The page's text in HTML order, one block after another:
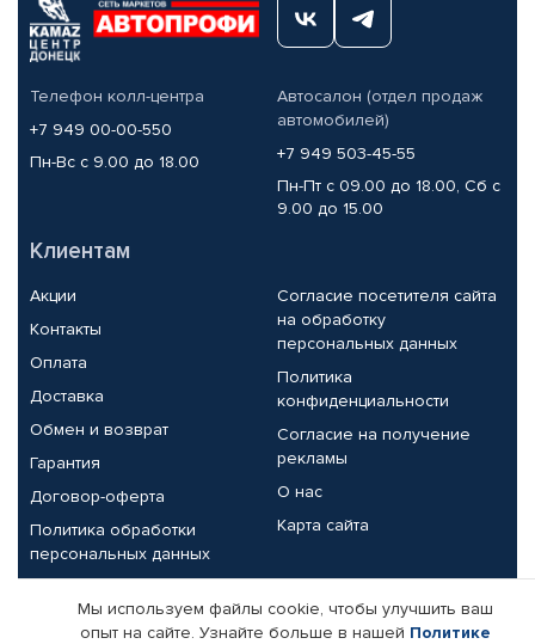
Телефон колл-центра
+7 949 00-00-550
Пн-Вс с 9.00 до 18.00
Автосалон (отдел продаж
автомобилей)
+7 949 503-45-55
Пн-Пт с 09.00 до 18.00, Сб с
9.00 до 15.00
Клиентам
Акции
Контакты
Оплата
Доставка
Обмен и возврат
Гарантия
Договор-оферта
Политика обработки
персональных данных
Согласие посетителя сайта
на обработку
персональных данных
Политика
конфиденциальности
Согласие на получение
рекламы
О нас
Карта сайта
Партнерам
Мы используем файлы cookie, чтобы улучшить ваш
опыт на сайте. Узнайте больше в нашей Политике